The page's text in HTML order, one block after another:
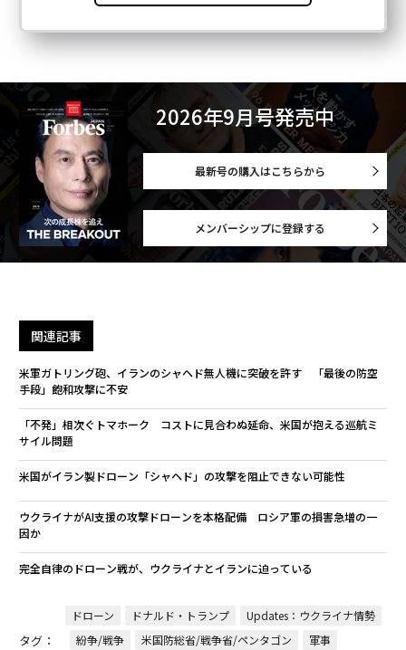
2026年9月号発売中
最新号の購入はこちらから
メンバーシップに登録する
関連記事
米軍ガトリング砲、イランのシャヘド無人機に突破を許す 「最後の防空
手段」飽和攻撃に不安
「不発」相次ぐトマホーク コストに見合わぬ延命、米国が抱える巡航ミ
サイル問題
米国がイラン製ドローン「シャヘド」の攻撃を阻止できない可能性
ウクライナがAI支援の攻撃ドローンを本格配備 ロシア軍の損害急増の一
因か
完全自律のドローン戦が、ウクライナとイランに迫っている
タグ：
ドローン ドナルド・トランプ
Updates：ウクライナ情勢
紛争/戦争
米国防総省/戦争省/ペンタゴン
軍事